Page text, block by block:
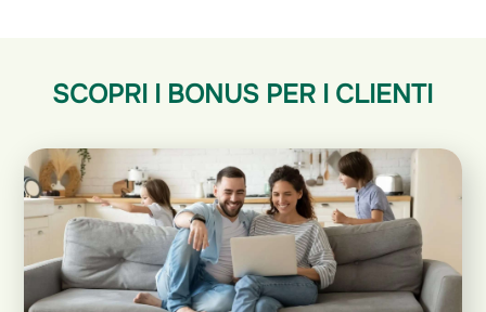
SCOPRI I BONUS PER I CLIENTI